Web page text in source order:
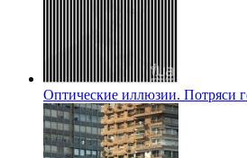
Оптические иллюзии. Потряси